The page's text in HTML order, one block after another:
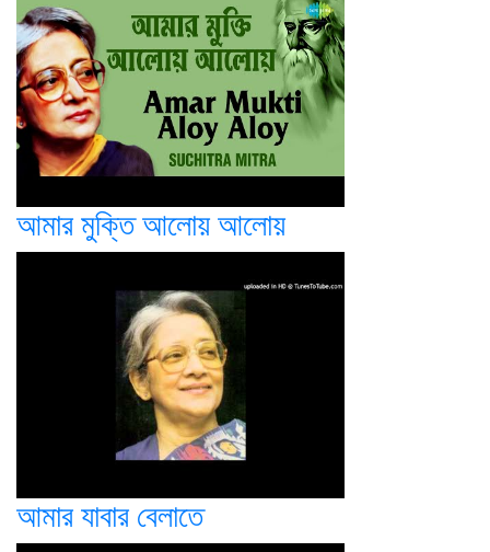
আমার মুক্তি আলোয় আলোয়
আমার যাবার বেলাতে